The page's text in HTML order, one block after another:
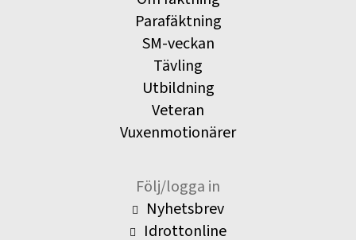
Parafäktning
SM-veckan
Tävling
Utbildning
Veteran
Vuxenmotionärer
Följ/logga in
Nyhetsbrev
Idrottonline